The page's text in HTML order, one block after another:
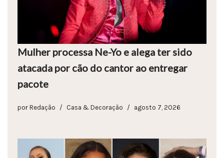
Mulher processa Ne-Yo e alega ter sido
atacada por cão do cantor ao entregar
pacote
por Redação Casa & Decoração agosto 7, 2026